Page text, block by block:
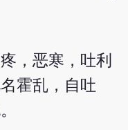
，恶寒，吐利
霍乱，自吐